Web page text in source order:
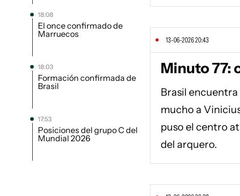
18:08
El once confirmado de
Marruecos
18:03
Formación confirmada de
Brasil
17:53
Posiciones del grupo C del
Mundial 2026
13-06-2026 20:43
Minuto 77:
Brasil
mucho a
puso el centro
del arquero.